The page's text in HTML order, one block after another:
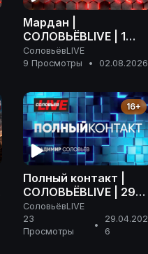
Мардан |
СОЛОВЬЁВLIVE | 1
августа 2026 года
СоловьёвLIVE
9 Просмотры
• 02.08.2026
16+
Полный контакт |
СОЛОВЬЁВLIVE | 29
апреля 2026 года
СоловьёвLIVE
23
Просмотры
•
29.04.202
6